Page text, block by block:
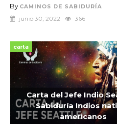
By CAMINOS DE SABIDURÍA
junio 30, 2022 366
carta
Carta del Jefe Indio
Sabiduría Indios
americanos